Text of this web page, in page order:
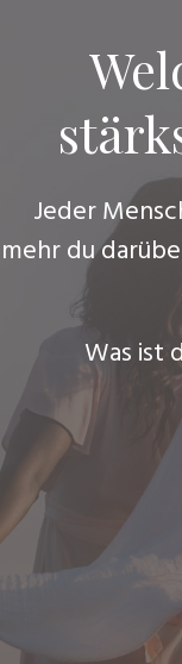
Jeder
mehr du
Was ist